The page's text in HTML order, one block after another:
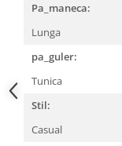
Pa_maneca:
Lunga
pa_guler:
Tunica
Stil:
Casual